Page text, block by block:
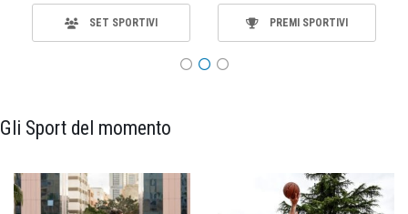
SET SPORTIVI PREMI SPORTIVI
Gli Sport del momento